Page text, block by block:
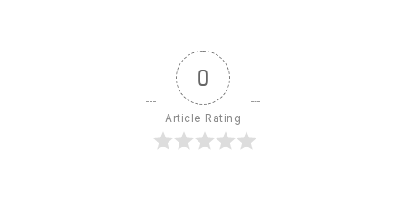
0
Article Rating